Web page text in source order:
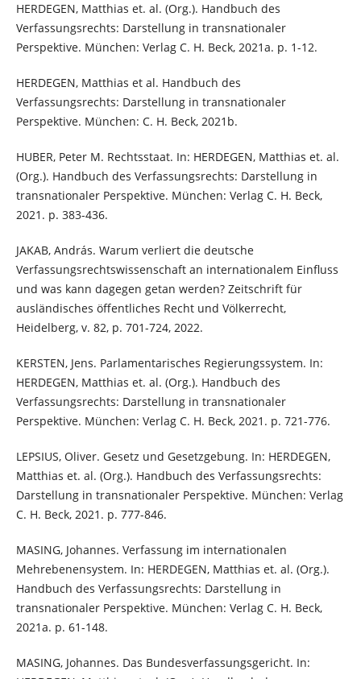
HERDEGEN, Matthias et. al. (Org.). Handbuch des
Verfassungsrechts: Darstellung in transnationaler
Perspektive. München: Verlag C. H. Beck, 2021a. p. 1-12.
HERDEGEN, Matthias et al. Handbuch des
Verfassungsrechts: Darstellung in transnationaler
Perspektive. München: C. H. Beck, 2021b.
HUBER, Peter M. Rechtsstaat. In: HERDEGEN, Matthias et. al.
(Org.). Handbuch des Verfassungsrechts: Darstellung in
transnationaler Perspektive. München: Verlag C. H. Beck,
2021. p. 383-436.
JAKAB, András. Warum verliert die deutsche
Verfassungsrechtswissenschaft an internationalem Einfluss
und was kann dagegen getan werden? Zeitschrift für
ausländisches öffentliches Recht und Völkerrecht,
Heidelberg, v. 82, p. 701-724, 2022.
KERSTEN, Jens. Parlamentarisches Regierungssystem. In:
HERDEGEN, Matthias et. al. (Org.). Handbuch des
Verfassungsrechts: Darstellung in transnationaler
Perspektive. München: Verlag C. H. Beck, 2021. p. 721-776.
LEPSIUS, Oliver. Gesetz und Gesetzgebung. In: HERDEGEN,
Matthias et. al. (Org.). Handbuch des Verfassungsrechts:
Darstellung in transnationaler Perspektive. München: Verlag
C. H. Beck, 2021. p. 777-846.
MASING, Johannes. Verfassung im internationalen
Mehrebenensystem. In: HERDEGEN, Matthias et. al. (Org.).
Handbuch des Verfassungsrechts: Darstellung in
transnationaler Perspektive. München: Verlag C. H. Beck,
2021a. p. 61-148.
MASING, Johannes. Das Bundesverfassungsgericht. In: